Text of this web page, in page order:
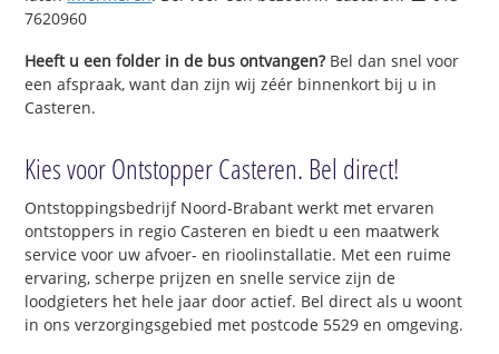
7620960
Heeft u een folder in de bus ontvangen?Bel dan snel voor
een afspraak, want dan zijn wij zéér binnenkort bij u in
Casteren.
Kies voor Ontstopper Casteren. Bel direct!
Ontstoppingsbedrijf Noord-Brabant werkt met ervaren
ontstoppers in regio Casteren en biedt u een maatwerk
service voor uw afvoer- en rioolinstallatie. Met een ruime
ervaring, scherpe prijzen en snelle service zijn de
loodgieters het hele jaar door actief. Bel direct als u woont
in ons verzorgingsgebied met postcode 5529 en omgeving.